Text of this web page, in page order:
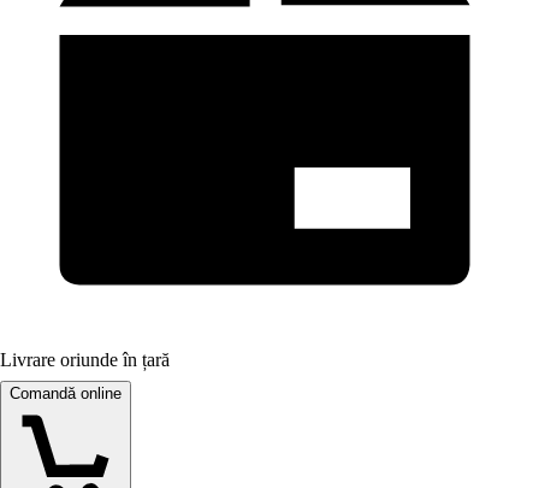
Livrare oriunde în țară
Comandă online